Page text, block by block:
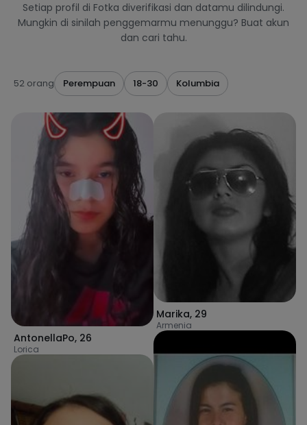
Setiap profil di Fotka diverifikasi dan datamu dilindungi.
Mungkin di sinilah penggemarmu menunggu? Buat akun
dan cari tahu.
52 orang Perempuan 18-30 Kolumbia
AntonellaPo, 26
Lorica
Marika, 29
Armenia